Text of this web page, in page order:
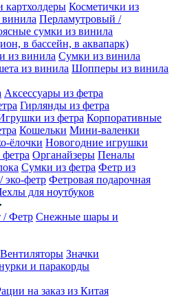
картхолдеры Косметички из
Перламутровый /
сумки из винила
в бассейн, в аквапарк)
из винила Сумки из винила
из винила Шопперы из винила
Аксессуары из фетра
Гирлянды из фетра
из фетра Корпоративные
Кошельки Мини-валенки
ёлочки Новогодние игрушки
Органайзеры Пеналы
Сумки из фетра Фетр из
эко-фетр Фетровая подарочная
для ноутбуков
/ Фетр Снежные шары и
Вентиляторы Значки
и паракорды
на заказ из Китая